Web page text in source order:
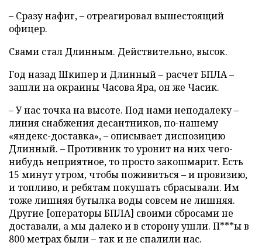
– Сразу нафиг, – отреагировал вышестоящий
офицер.
Свами стал Длинным. Действительно, высок.
Год назад Шкипер и Длинный – расчет БПЛА –
зашли на окраины Часова Яра, он же Часик.
– У нас точка на высоте. Под нами неподалеку –
линия снабжения десантников, по-нашему
«яндекс-доставка», – описывает диспозицию
Длинный. – Противник то уронит на них чего-
нибудь неприятное, то просто закошмарит. Есть
15 минут утром, чтобы поживиться – и провизию,
и топливо, и ребятам покушать сбрасывали. Им
тоже лишняя бутылка воды совсем не лишняя.
Другие [операторы БПЛА] своими сбросами не
доставали, а мы далеко и в сторону ушли. П***ы в
800 метрах были – так и не спалили нас.